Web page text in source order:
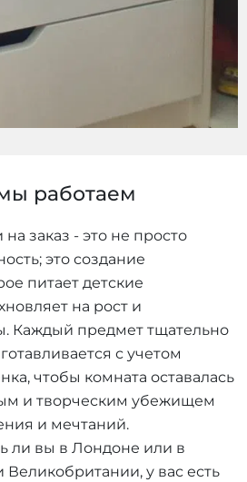
работаем
заказ - это не просто
это создание
питает детские
на рост и
Каждый предмет тщательно
с учетом
чтобы комната оставалась
и творческим убежищем
и мечтаний.
ли вы в Лондоне или в
у вас есть